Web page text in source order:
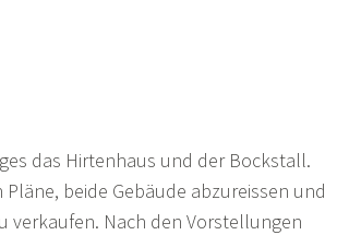
das Hirtenhaus und der Bockstall.
beide Gebäude abzureissen und
verkaufen. Nach den Vorstellungen